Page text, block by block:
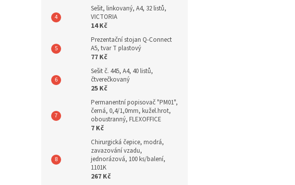
Sešit, linkovaný, A4, 32 listů,
VICTORIA
14 Kč
Prezentační stojan Q-Connect
A5, tvar T plastový
77 Kč
Sešit č. 445, A4, 40 listů,
čtverečkovaný
25 Kč
Permanentní popisovač "PM01",
černá, 0,4/1,0mm, kužel.hrot,
oboustranný, FLEXOFFICE
7 Kč
Chirurgická čepice, modrá,
zavazování vzadu,
jednorázová, 100 ks/balení,
1101K
267 Kč